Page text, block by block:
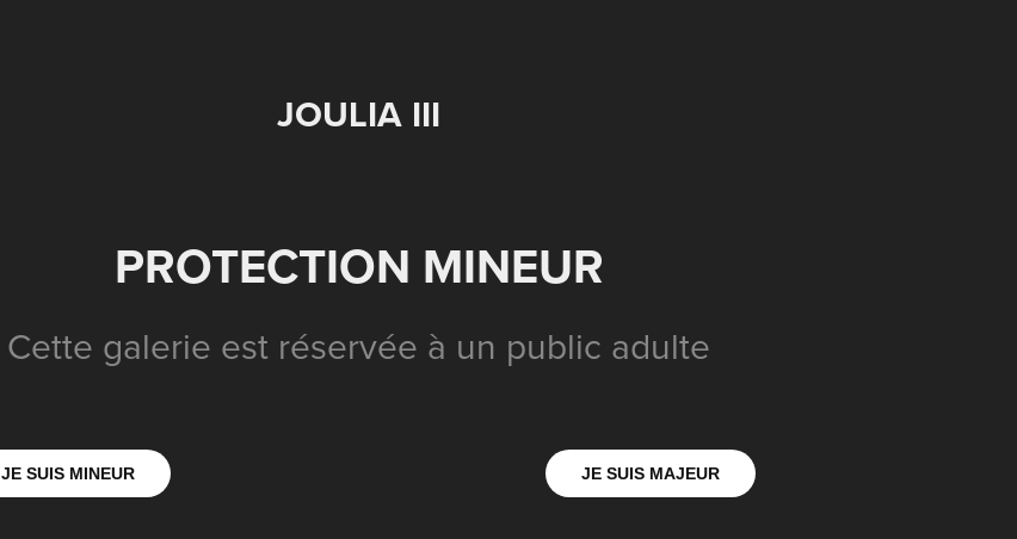
JOULIA III
PROTECTION MINEUR
Cette galerie est réservée à un public adulte
JE SUIS MINEUR JE SUIS MAJEUR